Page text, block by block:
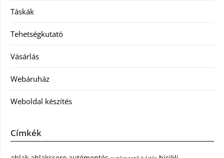
Táskák
Tehetségkutató
Vásárlás
Webáruház
Weboldal készítés
Címkék